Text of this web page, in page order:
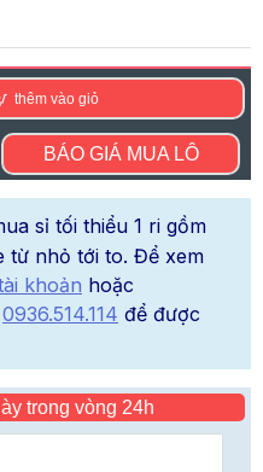
thêm vào giỏ
BÁO GIÁ MUA LÔ
sỉ tối thiểu 1 ri gồm
từ nhỏ tới to. Để xem
khoản hoặc
0936.514.114 để được
trong vòng 24h